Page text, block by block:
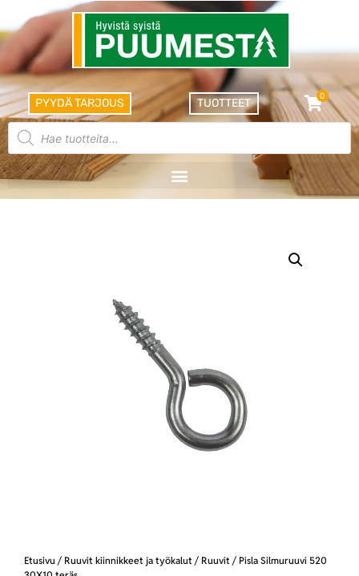
PYYDÄ TARJOUS TUOTTEET
0
Etusivu / Ruuvit kiinnikkeet ja työkalut / Ruuvit / Pisla Silmuruuvi 520